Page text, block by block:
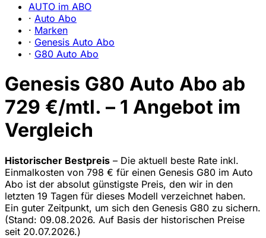
AUTO im ABO
· Auto Abo
· Marken
· Genesis Auto Abo
· G80 Auto Abo
Genesis G80 Auto Abo ab
729 €/mtl. – 1 Angebot im
Vergleich
Historischer Bestpreis – Die aktuell beste Rate inkl.
Einmalkosten von 798 € für einen Genesis G80 im Auto
Abo ist der absolut günstigste Preis, den wir in den
letzten 19 Tagen für dieses Modell verzeichnet haben.
Ein guter Zeitpunkt, um sich den Genesis G80 zu sichern.
(Stand: 09.08.2026. Auf Basis der historischen Preise
seit 20.07.2026.)